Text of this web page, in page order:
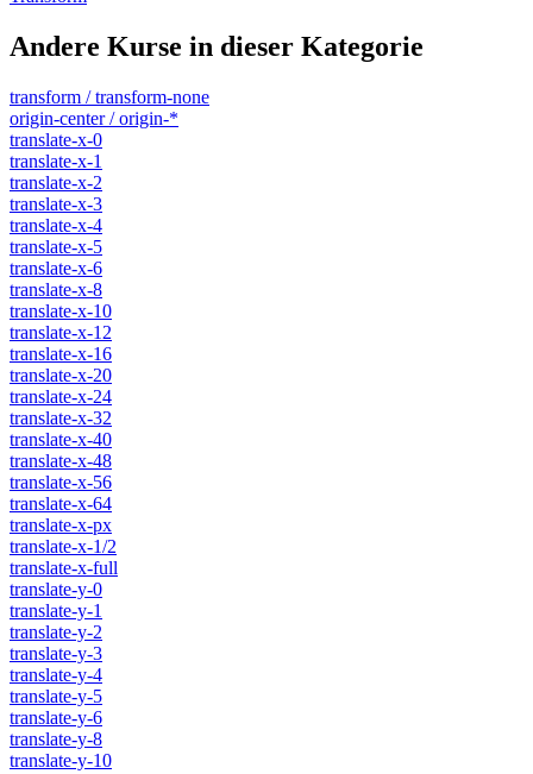
Andere Kurse in dieser Kategorie
transform / transform-none
origin-center / origin-*
translate-x-0
translate-x-1
translate-x-2
translate-x-3
translate-x-4
translate-x-5
translate-x-6
translate-x-8
translate-x-10
translate-x-12
translate-x-16
translate-x-20
translate-x-24
translate-x-32
translate-x-40
translate-x-48
translate-x-56
translate-x-64
translate-x-px
translate-x-1/2
translate-x-full
translate-y-0
translate-y-1
translate-y-2
translate-y-3
translate-y-4
translate-y-5
translate-y-6
translate-y-8
translate-y-10